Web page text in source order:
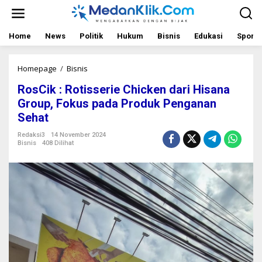
t
Home News Politik Hukum Bisnis Edukasi Sport
Homepage / Bisnis
s
C
i
:
t
i
s
s
e
r
e
C
h
RosCik : Rotisserie Chicken dari Hisana
Group, Fokus pada Produk Penganan
Sehat
Redaksi3
14 November 2024
Bisnis
408 Dilihat